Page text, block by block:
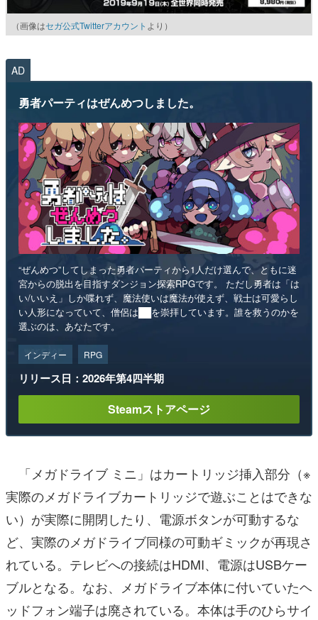
（画像はセガ公式Twitterアカウント より）
AD
勇者パーティはぜんめつしました。
“ぜんめつ”してしまった勇者パーティから1人だけ選んで、ともに迷
宮からの脱出を目指すダンジョン探索RPGです。 ただし勇者は「は
い/いいえ」しか喋れず、魔法使いは魔法が使えず、戦士は可愛らし
い人形になっていて、僧侶は██を崇拝しています。誰を救うのかを
選ぶのは、あなたです。
インディー RPG
リリース日：2026年第4四半期
Steamストアページ
「メガドライブ ミニ」はカートリッジ挿入部分（※
実際のメガドライブカートリッジで遊ぶことはできな
い）が実際に開閉したり、電源ボタンが可動するな
ど、実際のメガドライブ同様の可動ギミックが再現さ
れている。テレビへの接続はHDMI、電源はUSBケー
ブルとなる。なお、メガドライブ本体に付いていたヘ
ッドフォン端子は廃されている。本体は手のひらサイ